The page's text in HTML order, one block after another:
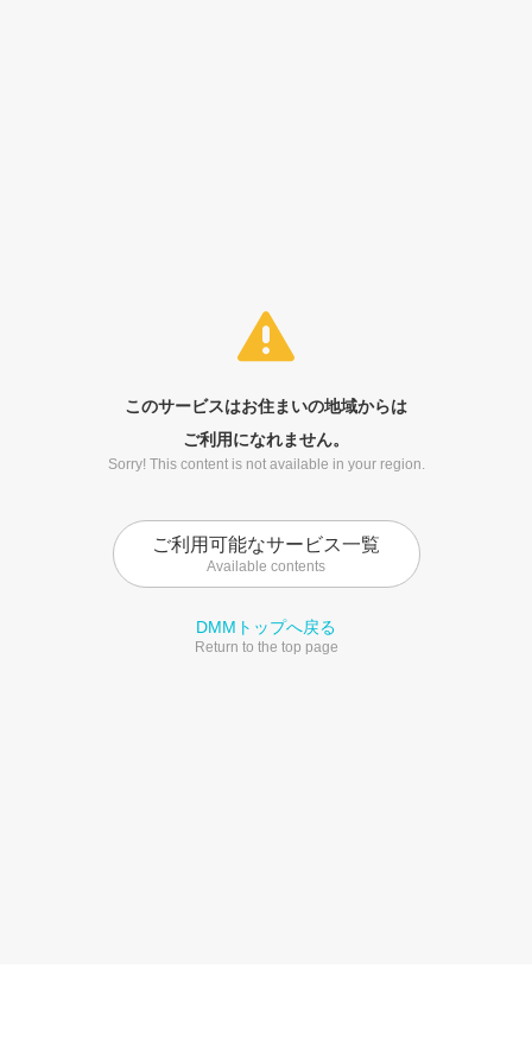
このサービスはお住まいの地域からは
ご利用になれません。
Sorry! This content is not available in your region.
ご利用可能なサービス一覧
Available contents
DMMトップへ戻る
Return to the top page